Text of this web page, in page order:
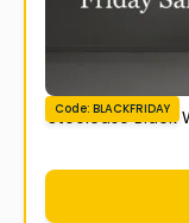
Code: BLACKFRIDAY
Steelcase Black